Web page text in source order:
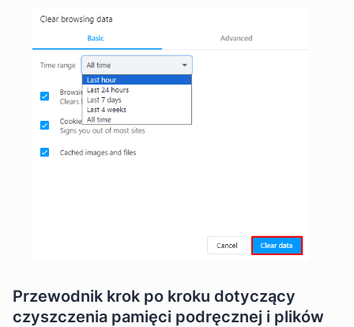
Przewodnik krok po kroku dotyczący
czyszczenia pamięci podręcznej i plików